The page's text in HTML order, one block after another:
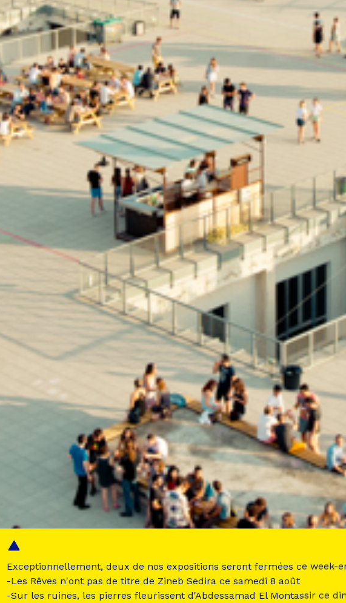
Exceptionnellement, deux de nos expositions seront fermées ce week-
-Les Rêves n'ont pas de titre de Zineb Sedira ce samedi 8 août
-Sur les ruines, les pierres fleurissent d'Abdessamad El Montassir ce